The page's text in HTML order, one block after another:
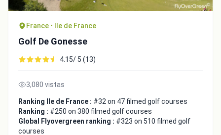
France • Ile de France
Golf De Gonesse
4.15/ 5 (13)
3,080 vistas
Ranking Ile de France : #32 on 47 filmed golf courses
Ranking : #250 on 380 filmed golf courses
Global Flyovergreen ranking : #323 on 510 filmed golf
courses